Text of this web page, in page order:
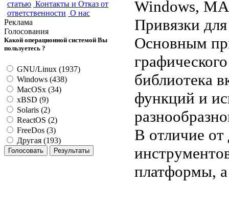
статью Контакты и Отказ от
ответственности О нас
Реклама
Голосования
Какой операционной системой Вы
пользуетесь ?
GNU/Linux (1937)
Windows (438)
MacOSx (34)
xBSD (9)
Solaris (2)
ReactOS (2)
FreeDos (3)
Другая (193)
Windows,
Привязки
Основным
библиотека
функций и
В отличие
платформы,